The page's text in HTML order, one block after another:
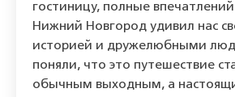
гостиницу, полные
Нижний Новгород удивил нас
историей и дружелюбными
поняли, что это путешествие
обычным выходным, а